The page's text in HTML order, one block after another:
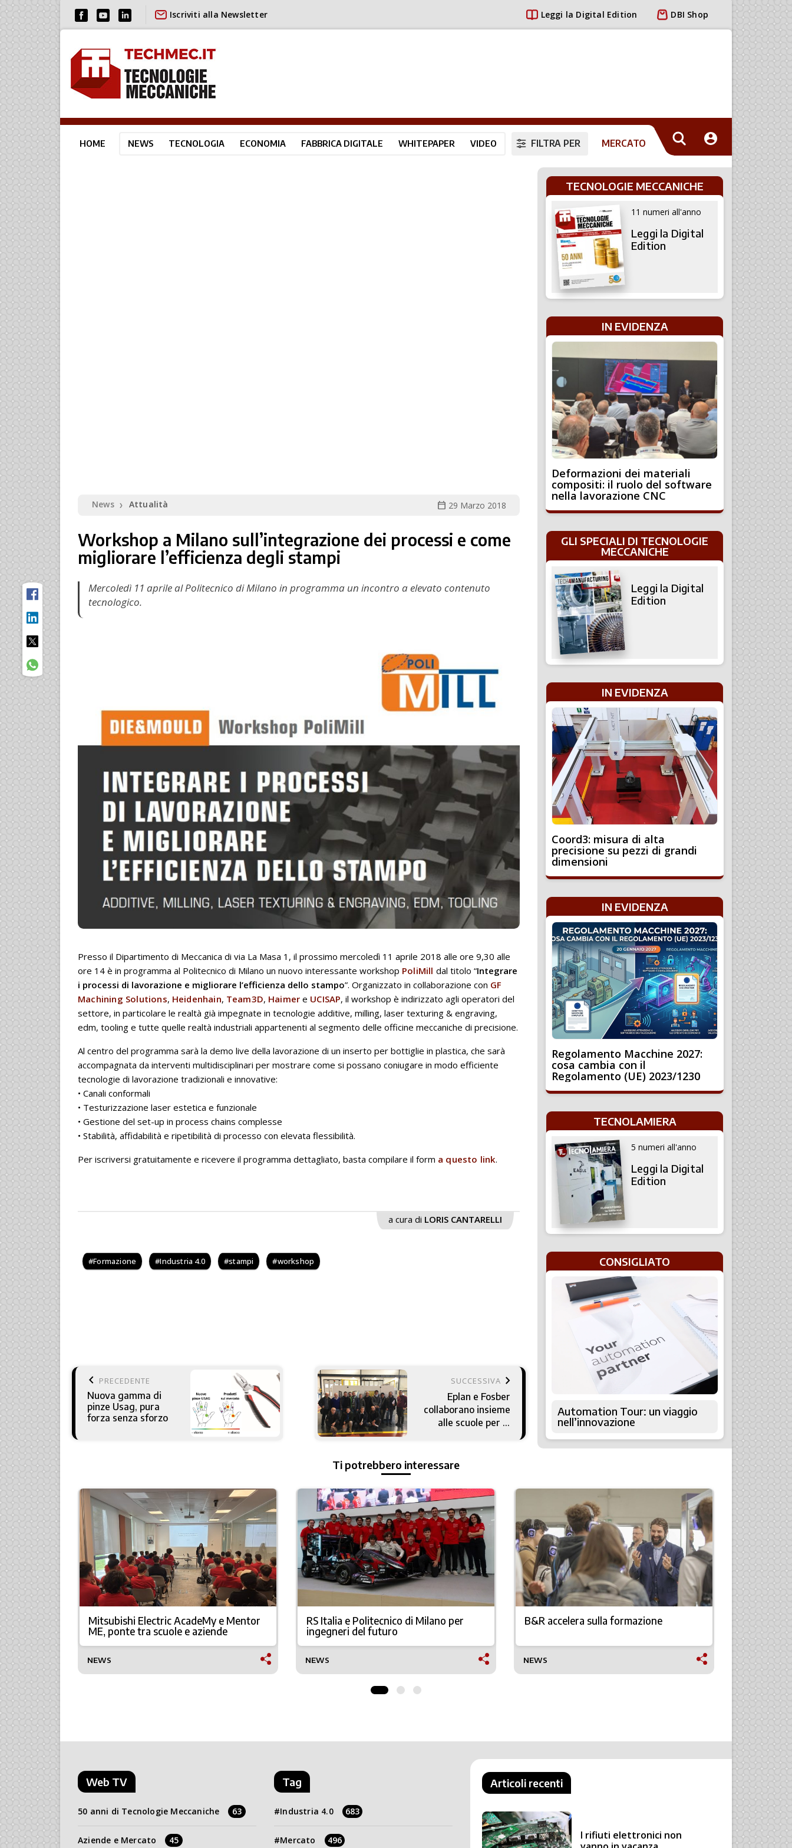
Iscriviti alla Newsletter Leggi la Digital Edition DBI Shop
HOME NEWS TECNOLOGIA ECONOMIA FABBRICA DIGITALE WHITEPAPER VIDEO FILTRA PER MERCATO
News ❯ Attualità calendar_today 29 Marzo 2018
Workshop a Milano sull’integrazione dei processi e come
migliorare l’efficienza degli stampi
Mercoledì 11 aprile al Politecnico di Milano in programma un incontro a elevato contenuto
tecnologico.
Presso il Dipartimento di Meccanica di via La Masa 1, il prossimo mercoledì 11 aprile 2018 alle ore 9,30 alle
ore 14 è in programma al Politecnico di Milano un nuovo interessante workshop PoliMill dal titolo “Integrare
i processi di lavorazione e migliorare l’efficienza dello stampo”. Organizzato in collaborazione con GF
Machining Solutions, Heidenhain, Team3D, Haimer e UCISAP, il workshop è indirizzato agli operatori del
settore, in particolare le realtà già impegnate in tecnologie additive, milling, laser texturing & engraving,
edm, tooling e tutte quelle realtà industriali appartenenti al segmento delle officine meccaniche di precisione.
Al centro del programma sarà la demo live della lavorazione di un inserto per bottiglie in plastica, che sarà
accompagnata da interventi multidisciplinari per mostrare come si possano coniugare in modo efficiente
tecnologie di lavorazione tradizionali e innovative:
• Canali conformali
• Testurizzazione laser estetica e funzionale
• Gestione del set-up in process chains complesse
• Stabilità, affidabilità e ripetibilità di processo con elevata flessibilità.
Per iscriversi gratuitamente e ricevere il programma dettagliato, basta compilare il form a questo link.
a cura di LORIS CANTARELLI
Formazione Industria 4.0 stampi workshop
keyboard_arrow_left PRECEDENTE
Nuova gamma di
pinze Usag, pura
forza senza sforzo
SUCCESSIVA keyboard_arrow_right
Eplan e Fosber
collaborano insieme
alle scuole per la
TECNOLOGIE MECCANICHE
11 numeri all'anno
Leggi la Digital
Edition
IN EVIDENZA
Deformazioni dei materiali
compositi: il ruolo del software
nella lavorazione CNC
GLI SPECIALI DI TECNOLOGIE
MECCANICHE
Leggi la Digital
Edition
IN EVIDENZA
Coord3: misura di alta
precisione su pezzi di grandi
dimensioni
IN EVIDENZA
Regolamento Macchine 2027:
cosa cambia con il
Regolamento (UE) 2023/1230
TECNOLAMIERA
5 numeri all'anno
Leggi la Digital
Edition
CONSIGLIATO
Automation Tour: un viaggio
nell’innovazione
Ti potrebbero interessare
come
Mitsubishi Electric AcadeMy e Mentor
ME, ponte tra scuole e aziende
NEWS
RS Italia e Politecnico di Milano per
ingegneri del futuro
NEWS
B&R accelera sulla formazione
NEWS
Mattei
NEWS
Web TV
50 anni di Tecnologie Meccaniche 63
Aziende e Mercato 45
Tag
Industria 4.0 683
Mercato 496
Articoli recenti
I rifiuti elettronici non